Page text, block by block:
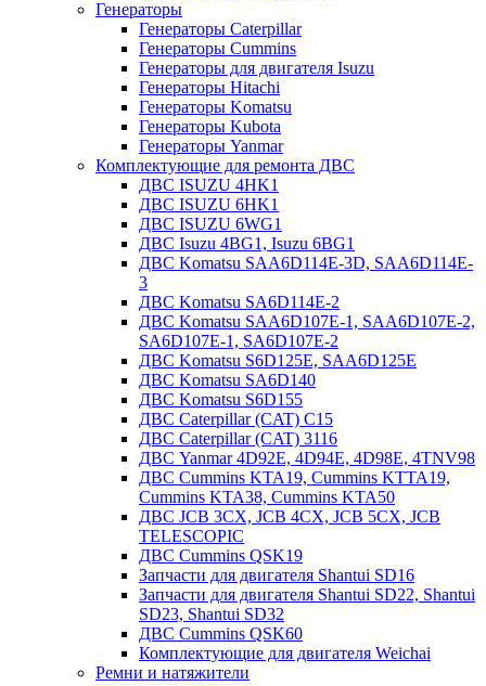
Генераторы
Генераторы Caterpillar
Генераторы Cummins
Генераторы для двигателя Isuzu
Генераторы Hitachi
Генераторы Komatsu
Генераторы Kubota
Генераторы Yanmar
Комплектующие для ремонта ДВС
ДВС ISUZU 4HK1
ДВС ISUZU 6HK1
ДВС ISUZU 6WG1
ДВС Isuzu 4BG1, Isuzu 6BG1
ДВС Komatsu SAA6D114E-3D, SAA6D114E-
3
ДВС Komatsu SA6D114E-2
ДВС Komatsu SAA6D107E-1, SAA6D107E-2,
SA6D107E-1, SA6D107E-2
ДВС Komatsu S6D125E, SAA6D125E
ДВС Komatsu SA6D140
ДВС Komatsu S6D155
ДВС Caterpillar (CAT) C15
ДВС Caterpillar (CAT) 3116
ДВС Yanmar 4D92E, 4D94E, 4D98E, 4TNV98
ДВС Cummins KTA19, Cummins KTTA19,
Cummins KTA38, Cummins KTA50
ДВС JCB 3CX, JCB 4CX, JCB 5CX, JCB
TELESCOPIC
ДВС Cummins QSK19
Запчасти для двигателя Shantui SD16
Запчасти для двигателя Shantui SD22, Shantui
SD23, Shantui SD32
ДВС Cummins QSK60
Комплектующие для двигателя Weichai
Ремни и натяжители